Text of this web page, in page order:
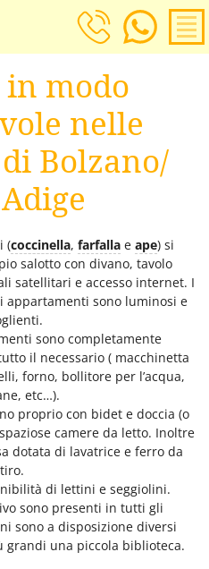
modo
nelle
Bolzano/
(coccinella, farfallae ape) si
salotto con divano, tavolo
satellitari e accesso internet. I
appartamenti sono luminosi e
sono completamente
il necessario ( macchinetta
forno, bollitore per l’acqua,
etc…).
proprio con bidet e doccia (o
camere da letto. Inoltre
dotata di lavatrice e ferro da
di lettini e seggiolini.
sono presenti in tutti gli
sono a disposizione diversi
grandi una piccola biblioteca.